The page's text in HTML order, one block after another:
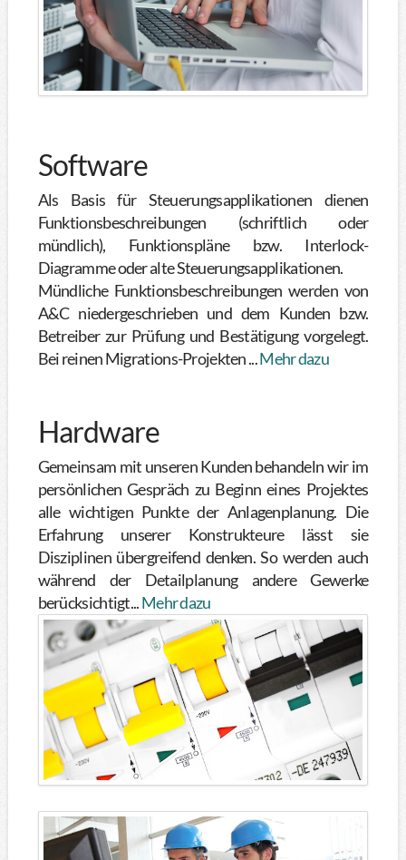
Software
Als Basis für Steuerungsapplikationen dienen
Funktionsbeschreibungen (schriftlich oder
mündlich), Funktionspläne bzw. Interlock-
Diagramme oder alte Steuerungsapplikationen.
Mündliche Funktionsbeschreibungen werden von
A&C niedergeschrieben und dem Kunden bzw.
Betreiber zur Prüfung und Bestätigung vorgelegt.
Bei reinen Migrations-Projekten ...Mehr dazu
Hardware
Gemeinsam mit unseren Kunden behandeln wir im
persönlichen Gespräch zu Beginn eines Projektes
alle wichtigen Punkte der Anlagenplanung. Die
Erfahrung unserer Konstrukteure lässt sie
Disziplinen übergreifend denken. So werden auch
während der Detailplanung andere Gewerke
berücksichtigt...Mehr dazu